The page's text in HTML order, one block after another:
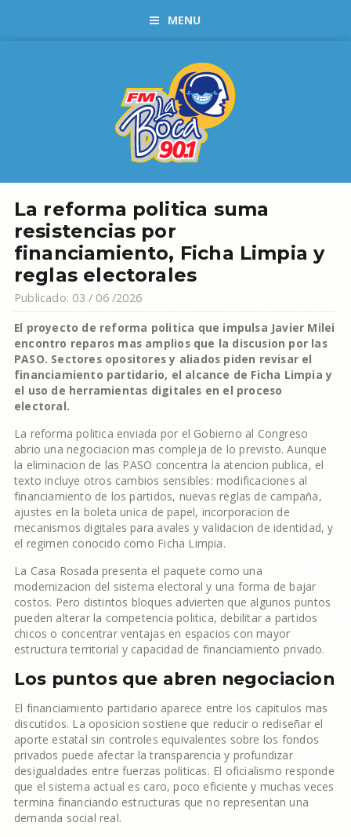
MENU
La reforma politica suma
resistencias por
financiamiento, Ficha Limpia y
reglas electorales
Publicado: 03 / 06 /2026
El proyecto de reforma politica que impulsa Javier Milei
encontro reparos mas amplios que la discusion por las
PASO. Sectores opositores y aliados piden revisar el
financiamiento partidario, el alcance de Ficha Limpia y
el uso de herramientas digitales en el proceso
electoral.
La reforma politica enviada por el Gobierno al Congreso
abrio una negociacion mas compleja de lo previsto. Aunque
la eliminacion de las PASO concentra la atencion publica, el
texto incluye otros cambios sensibles: modificaciones al
financiamiento de los partidos, nuevas reglas de campaña,
ajustes en la boleta unica de papel, incorporacion de
mecanismos digitales para avales y validacion de identidad, y
el regimen conocido como Ficha Limpia.
La Casa Rosada presenta el paquete como una
modernizacion del sistema electoral y una forma de bajar
costos. Pero distintos bloques advierten que algunos puntos
pueden alterar la competencia politica, debilitar a partidos
chicos o concentrar ventajas en espacios con mayor
estructura territorial y capacidad de financiamiento privado.
Los puntos que abren negociacion
El financiamiento partidario aparece entre los capitulos mas
discutidos. La oposicion sostiene que reducir o rediseñar el
aporte estatal sin controles equivalentes sobre los fondos
privados puede afectar la transparencia y profundizar
desigualdades entre fuerzas politicas. El oficialismo responde
que el sistema actual es caro, poco eficiente y muchas veces
termina financiando estructuras que no representan una
demanda social real.